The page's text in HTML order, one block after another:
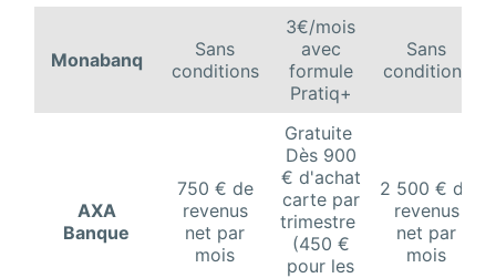
Monabanq
Sans
conditions
3€/mois
avec
formule
Pratiq+
Sans
conditions
AXA
Banque
750 € de
revenus
net par
mois
Gratuite
Dès 900
€ d'achat
carte par
trimestre
(450 €
pour les
2 500 € de
revenus
net par
mois